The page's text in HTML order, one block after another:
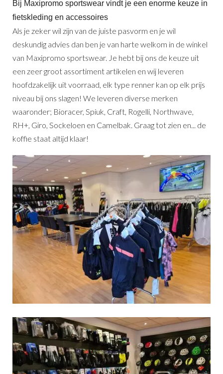
Bij Maxipromo sportswear vindt je een enorme keuze in
fietskleding en accessoires
Als je zeker wil zijn van de juiste pasvorm en je wil
deskundig advies dan ben je van harte welkom in de winkel
van Maxipromo sportswear. Je hebt bij ons de keuze uit
een zeer groot assortiment artikelen en wij leveren
hoofdzakelijk uit voorraad, elk type renner kan op elk prijs
niveau bij ons slagen! We leveren diverse merken
waaronder; Bioracer, Spiuk, Craft, Rogelli, Northwave,
RH+, Giro, Sockeloen en Camelbak. Graag tot zien en... de
koffie staat altijd klaar!